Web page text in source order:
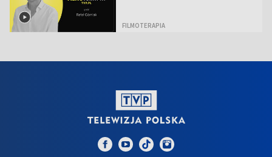
FILMOTERAPIA